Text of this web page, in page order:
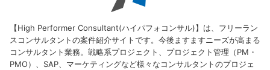
【High Performer Consultant(ハイパフォコンサル)】は、フリーラン
スコンサルタントの案件紹介サイトです。今後ますますニーズが高まる
コンサルタント業務。戦略系プロジェクト、プロジェクト管理（PM・
PMO）、SAP、マーケティングなど様々なコンサルタントのプロジェ